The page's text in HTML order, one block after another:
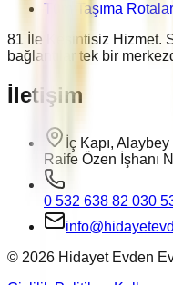
Tüm Taşıma
81 İle Kesintisiz Hizmet.
bağlantılar tek bir
İletişim
İç Kapı,
Raife Özen İşhanı
0 532 638 82 030
© 2026 Hidayet Evden